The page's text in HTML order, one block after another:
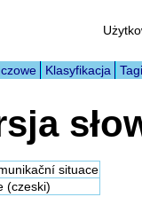
Klasyfikacja
Tagi
situace
(czeski)